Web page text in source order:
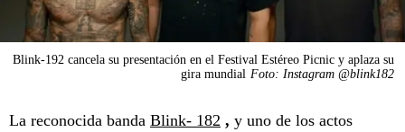
Blink-192 cancela su presentación en el Festival Estéreo Picnic y aplaza su
gira mundial Foto: Instagram @blink182
La reconocida banda Blink- 182 , y uno de los actos